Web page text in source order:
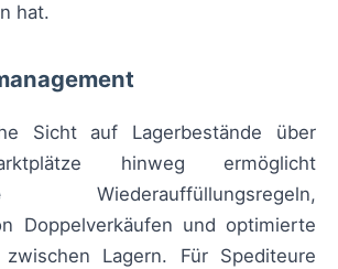
hat.
Sicht auf Lagerbestände über
hinweg ermöglicht
Wiederauffüllungsregeln,
Doppelverkäufen und optimierte
zwischen Lagern. Für Spediteure